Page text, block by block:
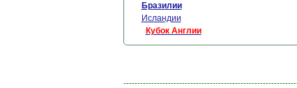
Бразилии
Исландии
Кубок Англии